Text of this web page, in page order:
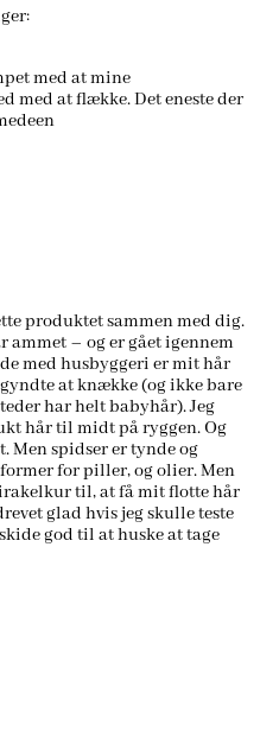
med at mine
med at flække. Det eneste der
produktet sammen med dig.
ammet – og er gået igennem
med husbyggeri er mit hår
at knække (og ikke bare
har helt babyhår). Jeg
hår til midt på ryggen. Og
Men spidser er tynde og
for piller, og olier. Men
til, at få mit flotte hår
glad hvis jeg skulle teste
god til at huske at tage